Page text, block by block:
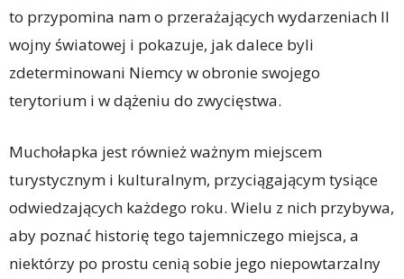
to przypomina nam o przerażających wydarzeniach II
wojny światowej i pokazuje, jak dalece byli
zdeterminowani Niemcy w obronie swojego
terytorium i w dążeniu do zwycięstwa.
Muchołapka jest również ważnym miejscem
turystycznym i kulturalnym, przyciągającym tysiące
odwiedzających każdego roku. Wielu z nich przybywa,
aby poznać historię tego tajemniczego miejsca, a
niektórzy po prostu cenią sobie jego niepowtarzalny